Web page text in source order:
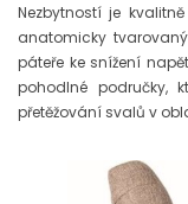
Nezbytností je
anatomicky
páteře ke snížení
pohodlné područky,
přetěžování svalů v